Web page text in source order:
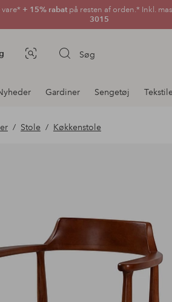
+ 15% rabatpå resten af orden.* Inkl.
3015
Billedsøgning Søg
Gardiner Sengetøj
Stole Køkkenstole